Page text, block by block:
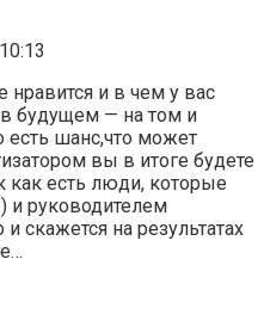
и в чем у вас
будущем — на том и
есть шанс,что может
вы в итоге будете
как есть люди, которые
и руководителем
скажется на результатах